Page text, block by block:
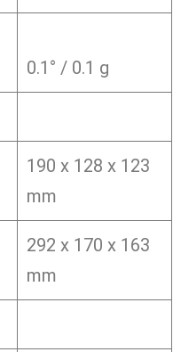
0.1° / 0.1 g
190 x 128 x 123
mm
292 x 170 x 163
mm